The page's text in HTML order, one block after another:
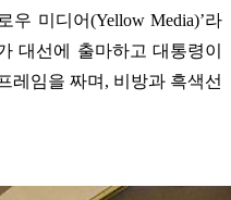
우 미디어(Yellow Media)’라
대선에 출마하고 대통령이
레임을 짜며, 비방과 흑색선